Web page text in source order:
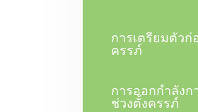
การเตรียมตัวก่
ครรภ์
การออกกำลังก
ช่วงตั้งครรภ์